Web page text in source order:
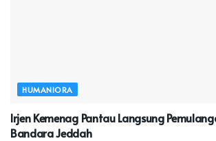
HUMANIORA
Irjen Kemenag Pantau Langsung
Bandara Jeddah